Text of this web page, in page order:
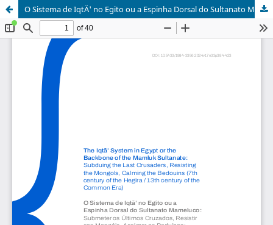
O Sistema de IqtÄ' no Egito ou a Espinha Dorsal do Sultanato Mameluco